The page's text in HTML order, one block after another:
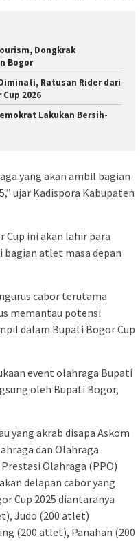
Dongkrak
Bogor
Ratusan Rider dari
2026
Lakukan Bersih-
yang akan ambil bagian
ujar Kadispora Kabupaten
Cup ini akan lahir para
atlet masa depan
cabor terutama
memantau potensi
dalam Bupati Bogor Cup
event olahraga Bupati
oleh Bupati Bogor,
yang akrab disapa Askom
dan Olahraga
Olahraga (PPO)
delapan cabor yang
Cup 2025 diantaranya
Judo (200 atlet)
(200 atlet), Panahan (200